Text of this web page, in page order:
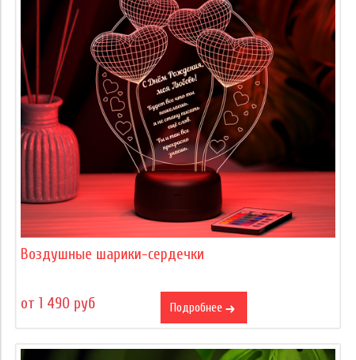
Воздушные шарики-сердечки
от 1 490 руб Подробнее